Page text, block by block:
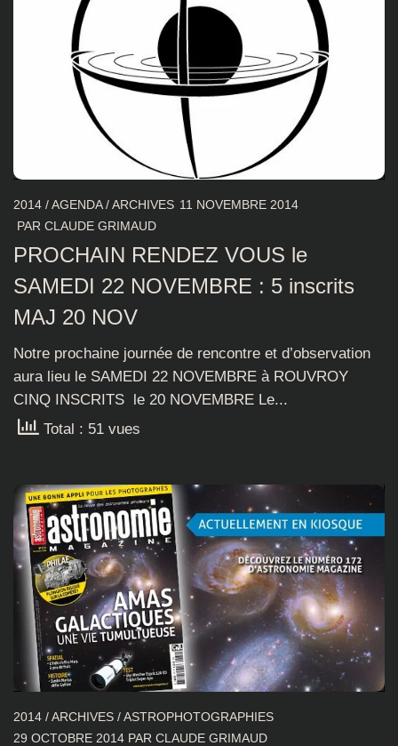
2014 /AGENDA/ARCHIVES 11 NOVEMBRE 2014
PAR CLAUDE GRIMAUD
PROCHAIN RENDEZ VOUS le
SAMEDI 22 NOVEMBRE : 5 inscrits
MAJ 20 NOV
Notre prochaine journée de rencontre et d’observation
aura lieu le SAMEDI 22 NOVEMBRE à ROUVROY
CINQ INSCRITS le 20 NOVEMBRE Le...
Total : 51 vues
2014 /ARCHIVES /ASTROPHOTOGRAPHIES
29 OCTOBRE 2014 PAR CLAUDE GRIMAUD